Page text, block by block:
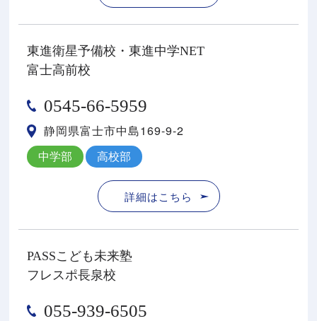
東進衛星予備校・東進中学NET
富士高前校
0545-66-5959
静岡県富士市中島169-9-2
中学部 高校部
詳細はこちら
PASSこども未来塾
フレスポ長泉校
055-939-6505